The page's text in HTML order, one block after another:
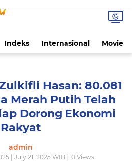
Indeks Internasional Movie
Hasan: 80.081
Merah Putih Telah
Dorong Ekonomi
Rakyat
admin
| July 21, 2025 WIB | 0 Views